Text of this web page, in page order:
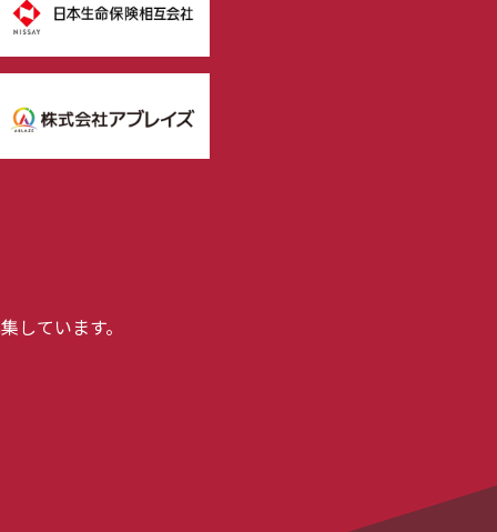
しています。